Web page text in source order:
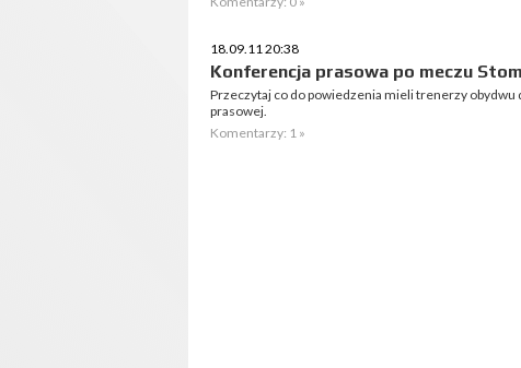
18.09.11 20:38
Konferencja prasowa po meczu
Przeczytaj co do powiedzenia mieli trenerzy
prasowej.
Komentarzy: 1 »